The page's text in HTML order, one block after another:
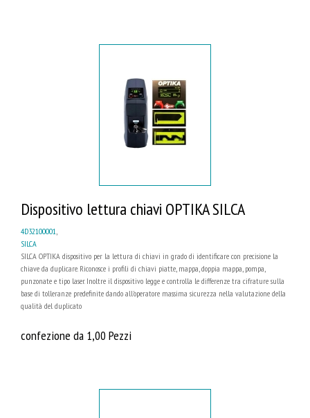
Dispositivo lettura chiavi OPTIKA SILCA
4D32100001
SILCA
SILCA OPTIKA dispositivo per la lettura di chiavi in grado di identificare con precisione la
chiave da duplicare. Riconosce i profili di chiavi piatte, mappa, doppia mappa, pompa,
punzonate e tipo laser. Inoltre il dispositivo legge e controlla le differenze tra cifrature sulla
base di tolleranze predefinite dando all'operatore massima sicurezza nella valutazione della
qualità del duplicato
confezione da 1,00 Pezzi